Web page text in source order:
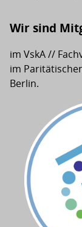
Wir sind
im VskA //
im
Berlin.